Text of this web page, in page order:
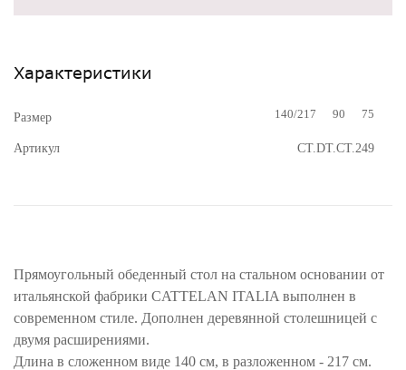
Характеристики
Размер 140/217 90 75
Артикул CT.DT.CT.249
Прямоугольный обеденный стол на стальном основании от
итальянской фабрики CATTELAN ITALIA выполнен в
современном стиле. Дополнен деревянной столешницей с
двумя расширениями.
Длина в сложенном виде 140 см, в разложенном - 217 см.